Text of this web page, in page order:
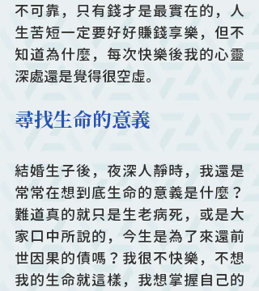
不可靠，只有錢才是最實在的，人
生苦短一定要好好賺錢享樂，但不
知道為什麼，每次快樂後我的心靈
深處還是覺得很空虛。
尋找生命的意義
結婚生子後，夜深人靜時，我還是
常常在想到底生命的意義是什麼？
難道真的就只是生老病死，或是大
家口中所說的，今生是為了來還前
世因果的債嗎？我很不快樂，不想
我的生命就這樣，我想掌握自己的